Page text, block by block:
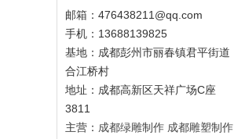
邮箱：476438211@qq.com
手机：13688139825
基地：成都彭州市丽春镇君平街道
合江桥村
地址：成都高新区天祥广场C座
3811
主营： 成都绿雕制作 成都雕塑制作